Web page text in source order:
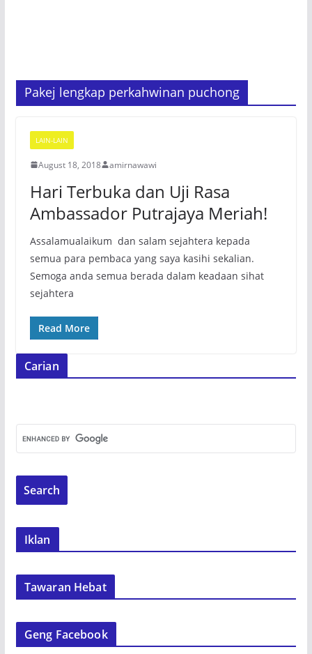
Pakej lengkap perkahwinan puchong
LAIN-LAIN
August 18, 2018 amirnawawi
Hari Terbuka dan Uji Rasa
Ambassador Putrajaya Meriah!
Assalamualaikum dan salam sejahtera kepada
semua para pembaca yang saya kasihi sekalian.
Semoga anda semua berada dalam keadaan sihat
sejahtera
Read More
Carian
Iklan
Tawaran Hebat
Geng Facebook